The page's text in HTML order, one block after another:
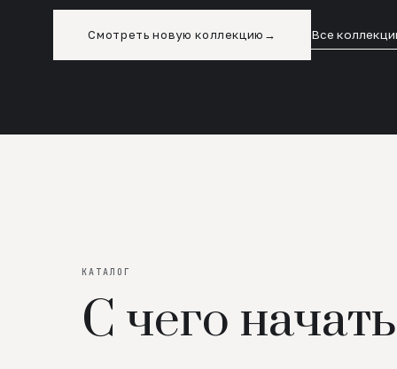
Смотреть новую коллекцию → Все
КАТАЛОГ
С чего начать